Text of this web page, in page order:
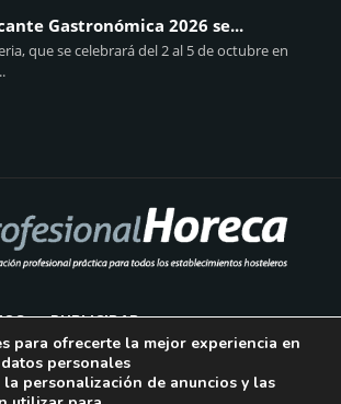
Gastronómica 2026 se...
que se celebrará del 2 al 5 de octubre en
PUBLICIDAD
para ofrecerte la mejor experiencia en
personales
personalización de anuncios y las